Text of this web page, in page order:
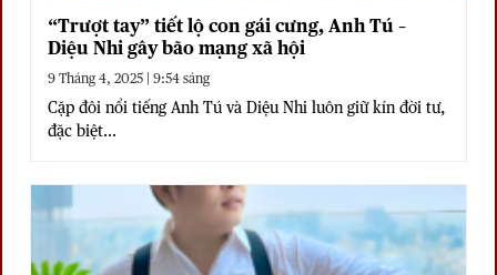
“Trượt tay” tiết lộ con gái cưng, Anh Tú –
Diệu Nhi gây bão mạng xã hội
9 Tháng 4, 2025 | 9:54 sáng
Cặp đôi nổi tiếng Anh Tú và Diệu Nhi luôn giữ kín đời tư,
đặc biệt...